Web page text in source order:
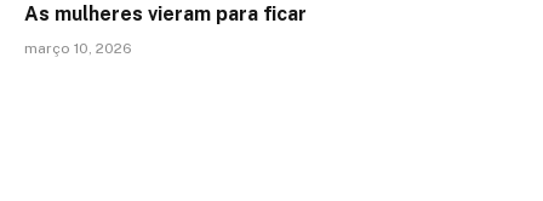
As mulheres vieram para ficar
março 10, 2026